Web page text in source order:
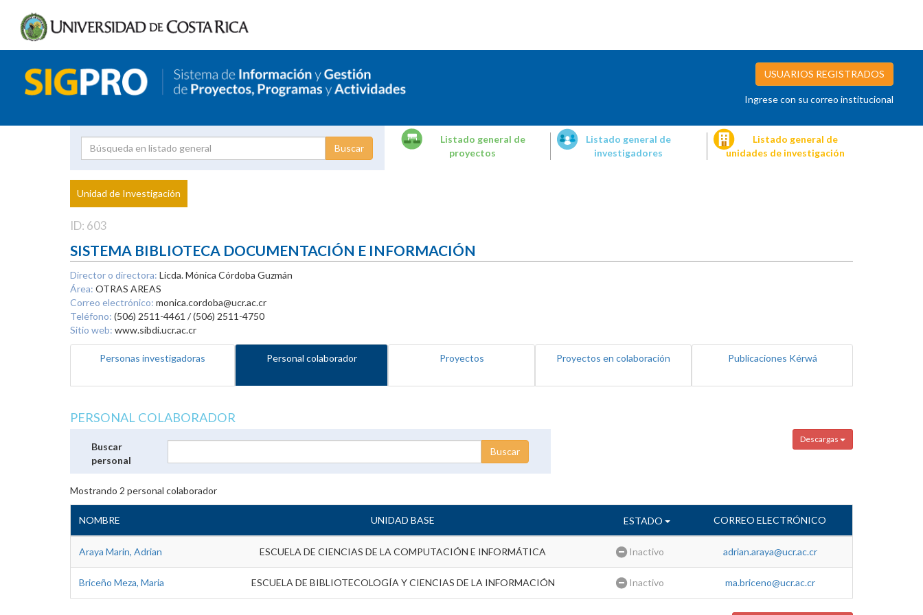
USUARIOS REGISTRADOS
Ingrese con su correo institucional
Proyecto
Investigador
Listado general de
proyectos
Listado general de
investigadores
Listado general de
unidades de investigación
Unidad de Investigación
ID: 603
SISTEMA BIBLIOTECA DOCUMENTACIÓN E INFORMACIÓN
Director o directora: Licda. Mónica Córdoba Guzmán
Área: OTRAS AREAS
Correo electrónico: monica.cordoba@ucr.ac.cr
Teléfono: (506) 2511-4461 / (506) 2511-4750
Sitio web: www.sibdi.ucr.ac.cr
Personas investigadoras Personal colaborador Proyectos Proyectos en colaboración Publicaciones Kérwá
PERSONAL COLABORADOR
Descargas
Buscar
personal
Mostrando 2 personal colaborador
NOMBRE UNIDAD BASE ESTADO CORREO ELECTRÓNICO
Araya Marin, Adrian ESCUELA DE CIENCIAS DE LA COMPUTACIÓN E INFORMÁTICA Inactivo adrian.araya@ucr.ac.cr
Briceño Meza, Maria ESCUELA DE BIBLIOTECOLOGÍA Y CIENCIAS DE LA INFORMACIÓN Inactivo ma.briceno@ucr.ac.cr